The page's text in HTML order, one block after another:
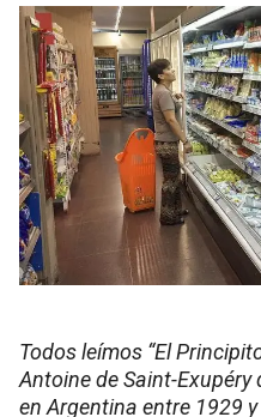
Todos leímos “El
Antoine de Saint-
en Argentina entre 1929